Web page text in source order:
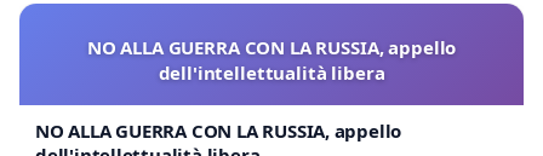
NO ALLA GUERRA CON LA RUSSIA, appello
dell'intellettualità libera
NO ALLA GUERRA CON LA RUSSIA, appello